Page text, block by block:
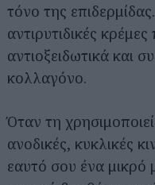
τόνο της
αντιρυτιδικές
αντιοξειδωτικά και
κολλαγόνο.
Όταν τη
ανοδικές, κυκλικές
εαυτό σου ένα